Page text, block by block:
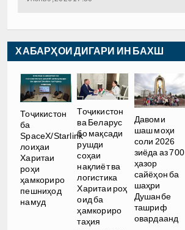
ХАБАРҲОИ ДИГАРИ ИН БАХШ
Тоҷикистон
ба
SpaceX/Starlink
лоиҳаи
Харитаи
роҳи
ҳамкориро
пешниҳод
намуд
Тоҷикистон
ва Беларус
бо мақсади
рушди
соҳаи
нақлиёт ва
логистика
Харитаи роҳ
оид ба
ҳамкориро
таҳия
Давоми
шаш моҳи
соли 2026
зиёда аз 700
ҳазор
сайёҳон ба
шаҳри
Душанбе
ташриф
овардаанд